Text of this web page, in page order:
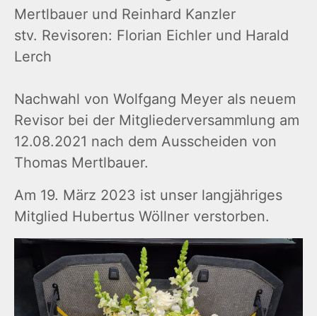
Mertlbauer und Reinhard Kanzler
stv. Revisoren: Florian Eichler und Harald
Lerch
Nachwahl von Wolfgang Meyer als neuem
Revisor bei der Mitgliederversammlung am
12.08.2021 nach dem Ausscheiden von
Thomas Mertlbauer.
Am 19. März 2023 ist unser langjähriges
Mitglied Hubertus Wöllner verstorben.